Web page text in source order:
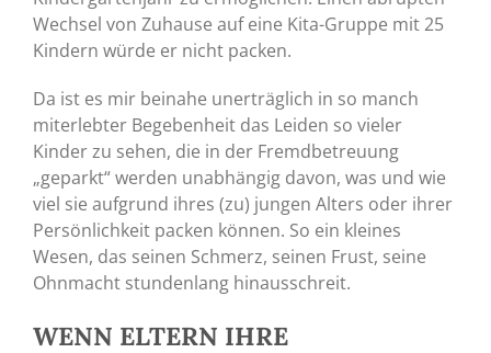
Wechsel von Zuhause auf eine Kita-Gruppe mit 25
Kindern würde er nicht packen.
Da ist es mir beinahe unerträglich in so manch
miterlebter Begebenheit das Leiden so vieler
Kinder zu sehen, die in der Fremdbetreuung
„geparkt“ werden unabhängig davon, was und wie
viel sie aufgrund ihres (zu) jungen Alters oder ihrer
Persönlichkeit packen können. So ein kleines
Wesen, das seinen Schmerz, seinen Frust, seine
Ohnmacht stundenlang hinausschreit.
WENN ELTERN IHRE